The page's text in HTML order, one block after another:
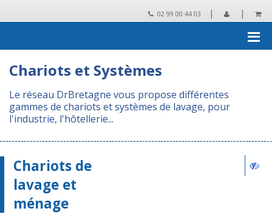
02 99 00 44 03 | |
Chariots et Systèmes
Le réseau DrBretagne vous propose différentes
gammes de chariots et systèmes de lavage, pour
l'industrie, l'hôtellerie...
Chariots de
lavage et
ménage